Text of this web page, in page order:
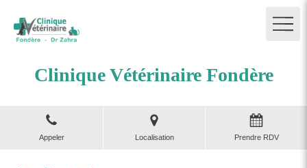
Clinique Vétérinaire Fondère
Appeler Localisation Prendre RDV